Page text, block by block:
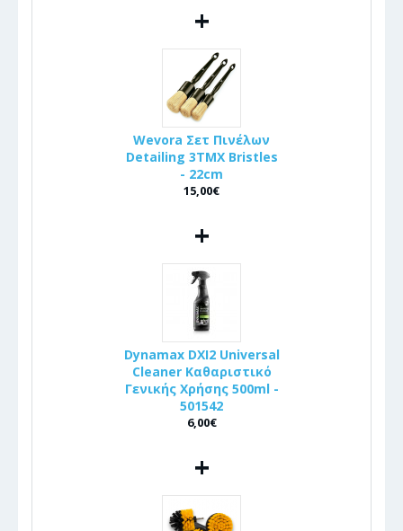
+
Wevora Σετ Πινέλων
Detailing 3ΤΜΧ Bristles
- 22cm
15,00€
+
Dynamax DXI2 Universal
Cleaner Καθαριστικό
Γενικής Χρήσης 500ml -
501542
6,00€
+